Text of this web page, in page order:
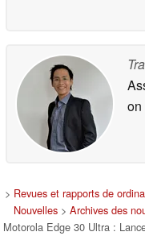
on
> Revues et rapports de
Nouvelles > Archives des
Motorola Edge 30 Ultra :